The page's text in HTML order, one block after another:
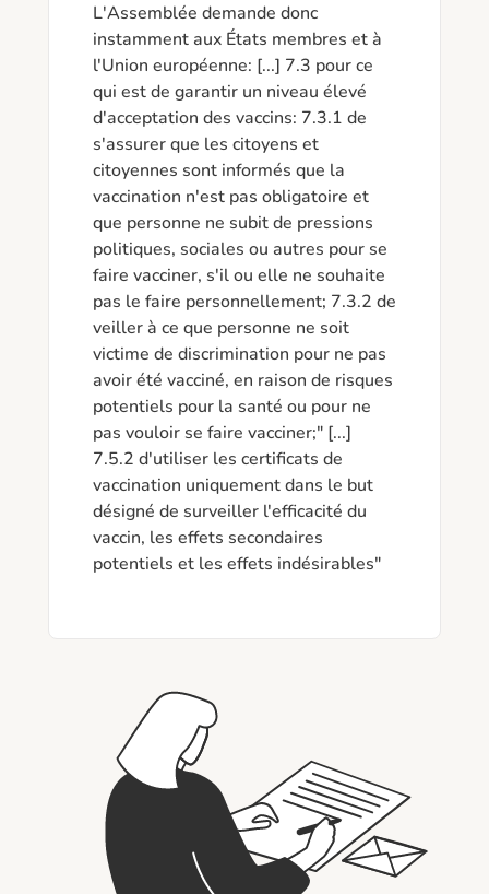
L'Assemblée demande donc
instamment aux États membres et à
l'Union européenne: [...] 7.3 pour ce
qui est de garantir un niveau élevé
d'acceptation des vaccins: 7.3.1 de
s'assurer que les citoyens et
citoyennes sont informés que la
vaccination n'est pas obligatoire et
que personne ne subit de pressions
politiques, sociales ou autres pour se
faire vacciner, s'il ou elle ne souhaite
pas le faire personnellement; 7.3.2 de
veiller à ce que personne ne soit
victime de discrimination pour ne pas
avoir été vacciné, en raison de risques
potentiels pour la santé ou pour ne
pas vouloir se faire vacciner;" [...]
7.5.2 d'utiliser les certificats de
vaccination uniquement dans le but
désigné de surveiller l'efficacité du
vaccin, les effets secondaires
potentiels et les effets indésirables"